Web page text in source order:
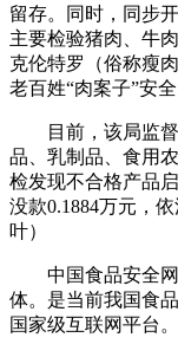
留存。同时，同步
主要检验猪肉、牛
克伦特罗（俗称瘦
老百姓“肉案子”安全
目前，该局监督
品、乳制品、食用
检发现不合格产品
没款0.1884万元，
叶）
中国食品安全网
体。是当前我国食
国家级互联网平台。